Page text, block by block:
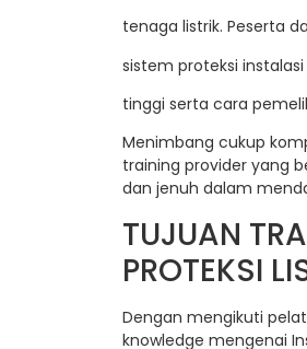
tenaga listrik. Peserta
sistem proteksi
tinggi serta cara
Menimbang cukup
training provider yang
dan jenuh dalam
TUJUAN
PROTEKSI
Dengan mengikuti
knowledge mengenai